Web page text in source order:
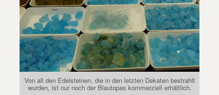
Von all den Edelsteinen, die in den letzten Dekaten bestrahlt
wurden, ist nur noch der Blautopas kommerziell erhältlich.